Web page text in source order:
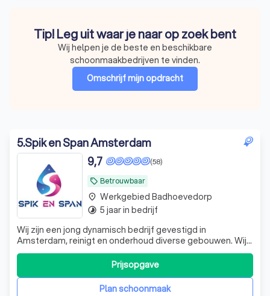
Tip! Leg uit waar je naar op zoek bent
Wij helpen je de beste en beschikbare
schoonmaakbedrijven te vinden.
Omschrijf mijn opdracht
5.Spik en Span Amsterdam
local_offer Betrouwbaar
(58)
9,7
Wij zijn een jong dynamisch bedrijf gevestigd in
Amsterdam, reinigt en onderhoud diverse gebouwen. Wij
verzorgen de glasbewassing van onder andere MKB,
onderwijsinstellingen, (zorg)instellingen,
overheidsgebouwen, sportaccommodaties, verenigingen
en stichtingen. Kiest u voor spik en span dan kiest
Plan schoonmaak
Prijsopgave
place Werkgebied Badhoevedorp
timelapse 5 jaar in bedrijf